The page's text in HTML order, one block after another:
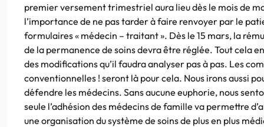
premier versement trimestriel aura lieu dès le mois de
l’importance de ne pas tarder à faire renvoyer par le
formulaires « médecin – traitant ». Dès le 15 mars, la
de la permanence de soins devra être réglée. Tout cela
des modifications qu’il faudra analyser pas à pas. Les
conventionnelles ! seront là pour cela. Nous irons aussi
défendre les médecins. Sans aucune euphorie, nous
seule l’adhésion des médecins de famille va permettre
une organisation du système de soins de plus en plus